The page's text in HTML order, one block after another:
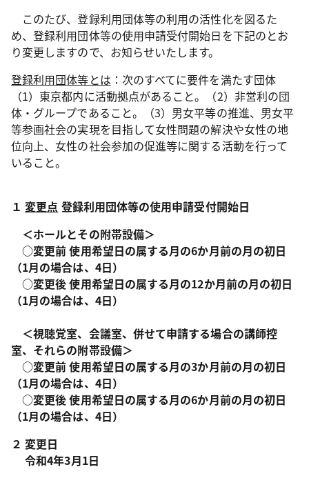
このたび、登録利用団体等の利用の活性化を図るた
め、登録利用団体等の使用申請受付開始日を下記のとお
り変更しますので、お知らせいたします。
登録利用団体等とは ：次のすべてに要件を満たす団体
（1）東京都内に活動拠点があること。（2）非営利の団
体・グループであること。（3）男女平等の推進、男女平
等参画社会の実現を目指して女性問題の解決や女性の地
位向上、女性の社会参加の促進等に関する活動を行って
いること。
１変更点 登録利用団体等の使用申請受付開始日
＜ホールとその附帯設備＞
○変更前 使用希望日の属する月の6か月前の月の初日
（1月の場合は、4日）
○変更後 使用希望日の属する月の12か月前の月の初日
（1月の場合は、4日）
＜視聴覚室、会議室、併せて申請する場合の講師控
室、それらの附帯設備＞
○変更前 使用希望日の属する月の3か月前の月の初日
（1月の場合は、4日）
○変更後 使用希望日の属する月の6か月前の月の初日
（1月の場合は、4日）
２ 変更日
令和4年3月1日